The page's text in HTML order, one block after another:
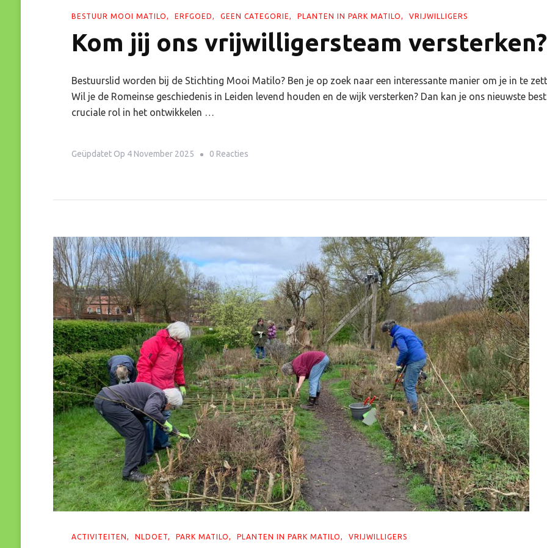
BESTUUR MOOI MATILO ERFGOED GEEN CATEGORIE PLANTEN IN PARK MATILO VRIJWILLIGERS
Kom jij ons vrijwilligersteam versterken?
Bestuurslid worden bij de Stichting Mooi Matilo? Ben je op zoek naar een interessante manier om je in te
Wil je de Romeinse geschiedenis in Leiden levend houden en de wijk versterken? Dan kan je ons nieuwste
cruciale rol in het ontwikkelen …
Geüpdatet Op 4 November 2025 0 ReactiesOp
ACTIVITEITEN NLDOET PARK MATILO PLANTEN IN PARK MATILO VRIJWILLIGERS